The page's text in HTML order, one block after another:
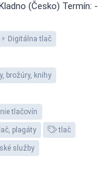
(Česko) Termín: -
Digitálna tlač
brožúry, knihy
tlačovín
plagáty tlač
služby